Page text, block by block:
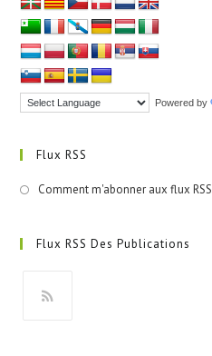
Powered by
Flux RSS
Comment m'abonner aux flux RSS
Flux RSS Des Publications